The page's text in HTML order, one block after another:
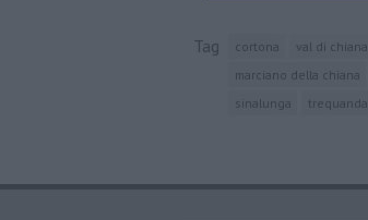
Tag cortona val di chiana
marciano della chiana
sinalunga
trequanda